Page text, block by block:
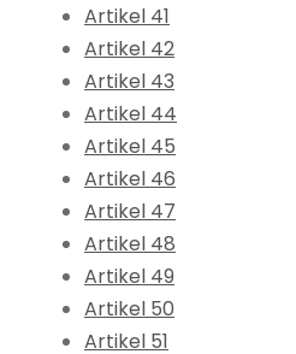
Artikel 41
Artikel 42
Artikel 43
Artikel 44
Artikel 45
Artikel 46
Artikel 47
Artikel 48
Artikel 49
Artikel 50
Artikel 51